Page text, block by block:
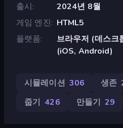
출시
2024년 8월
게임 엔진
HTML5
플랫폼
브라우저 (데스
(iOS, Android)
시뮬레이션 306 생존
줍기 426 만들기 29